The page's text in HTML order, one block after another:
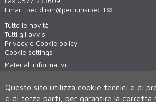
Email: pec.diism@pec.unisipec.it
Tutte le novità
Tutti gli avvisi
Privacy e Cookie policy
Cookie settings
Materiali informativi
Questo sito utilizza cookie tecnici e di
e di terze parti, per garantire la corretta